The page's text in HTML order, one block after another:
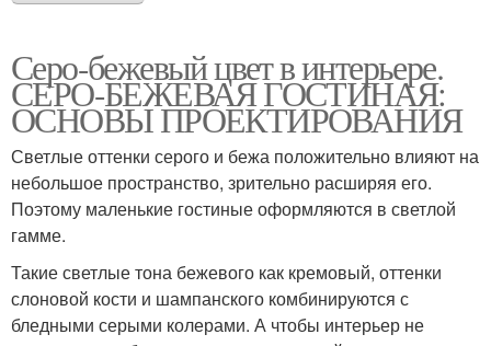
Серо-бежевый цвет в интерьере.
СЕРО-БЕЖЕВАЯ ГОСТИНАЯ:
ОСНОВЫ ПРОЕКТИРОВАНИЯ
Светлые оттенки серого и бежа положительно влияют на
небольшое пространство, зрительно расширяя его.
Поэтому маленькие гостиные оформляются в светлой
гамме.
Такие светлые тона бежевого как кремовый, оттенки
слоновой кости и шампанского комбинируются с
бледными серыми колерами. А чтобы интерьер не